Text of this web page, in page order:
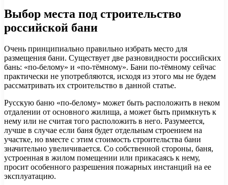
Выбор места под строительство
российской бани
Очень принципиально правильно избрать место для
размещения бани. Существует две разновидности российских
бань: «по-белому» и «по-тёмному». Бани по-тёмному сейчас
практически не употребляются, исходя из этого мы не будем
рассматривать их строительство в данной статье.
Русскую баню «по-белому» может быть расположить в неком
отдалении от основного жилища, а может быть примкнуть к
нему или не считая того расположить в него. Разумеется,
лучше в случае если баня будет отдельным строением на
участке, но вместе с этим стоимость строительства бани
значительно увеличивается. Со собственной стороны, баня,
устроенная в жилом помещении или прикасаясь к нему,
просит особенного разрешения пожарных инстанций на ее
эксплуатацию.